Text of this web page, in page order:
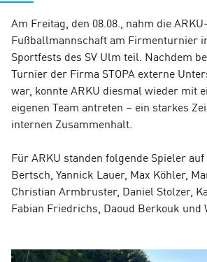
Am Freitag, den 08.08., nahm die ARKU-
Fußballmannschaft am Firmenturnier
Sportfests des SV Ulm teil. Nachdem
Turnier der Firma STOPA externe
war, konnte ARKU diesmal wieder mit
eigenen Team antreten – ein starkes
internen Zusammenhalt.
Für ARKU standen folgende Spieler
Bertsch, Yannick Lauer, Max Köhler,
Christian Armbruster, Daniel Stolzer,
Fabian Friedrichs, Daoud Berkouk und